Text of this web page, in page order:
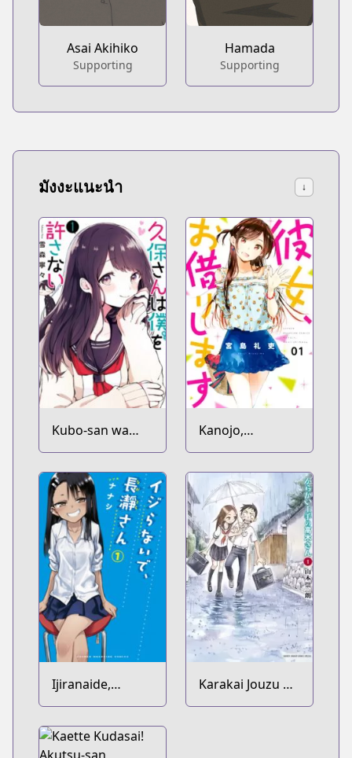
Asai Akihiko
Supporting
Hamada
Supporting
มังงะแนะนำ ↓
Kubo-san wa
Mob wo
Yurusanai
Kanojo,
Okarishimasu
Ijiranaide,
Nagatoro-san
Karakai Jouzu no
Takagi-san